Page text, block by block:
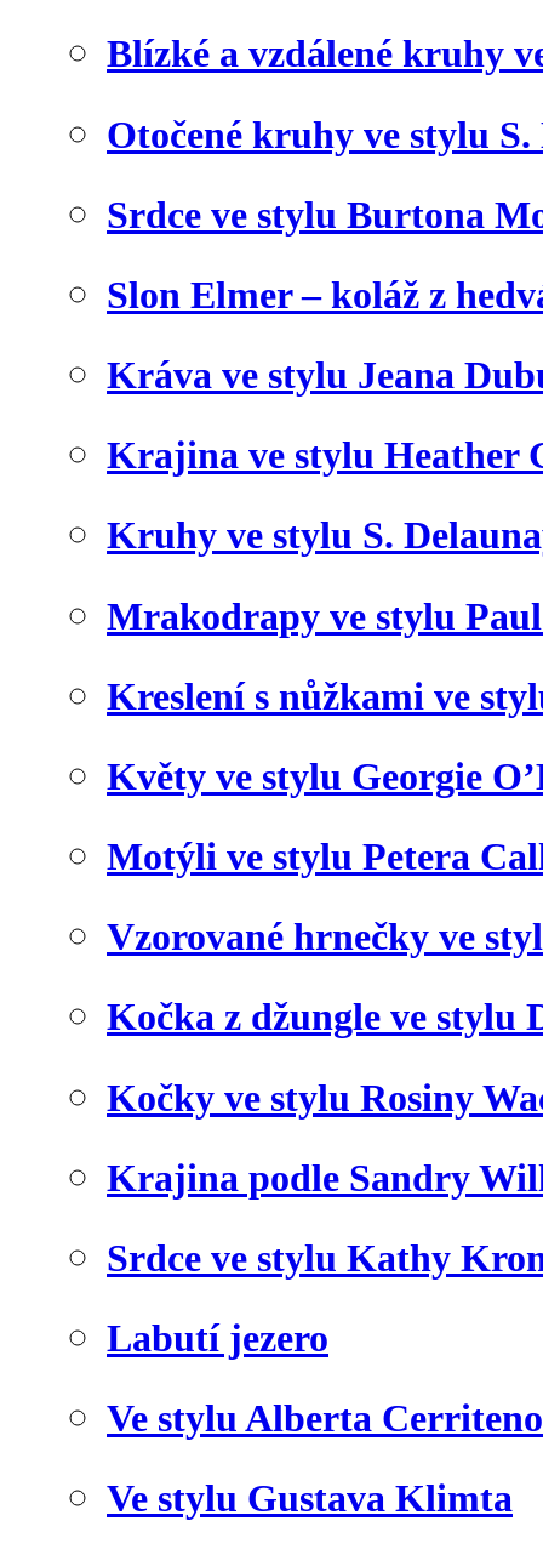
Blízké a vzdálené kruhy
Otočené kruhy ve stylu S.
Srdce ve stylu Burtona
Slon Elmer – koláž z
Kráva ve stylu Jeana
Krajina ve stylu Heather
Kruhy ve stylu S.
Mrakodrapy ve stylu
Kreslení s nůžkami ve
Květy ve stylu Georgie
Motýli ve stylu Petera
Vzorované hrnečky ve
Kočka z džungle ve stylu
Kočky ve stylu Rosiny
Krajina podle Sandry
Srdce ve stylu Kathy
Labutí jezero
Ve stylu Alberta Cerriteno
Ve stylu Gustava Klimta